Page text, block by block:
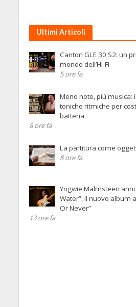
Ultimi Articoli
Canton GLE 30 S2: un
mondo dell’Hi-Fi
5 ore fa
Meno note, più musica:
toniche ritmiche per
batteria
8 ore fa
La partitura come
8 ore fa
Yngwie Malmsteen
Water”, il nuovo album
Or Never”
13 ore fa